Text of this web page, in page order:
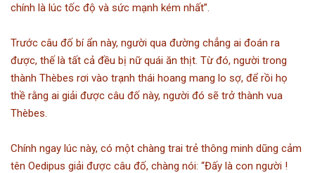
chính là lúc tốc độ và sức mạnh kém nhất”.
Trước câu đố bí ẩn này, người qua đường chẳng ai đoán ra
được, thế là tất cả đều bị nữ quái ăn thịt. Từ đó, người trong
thành Thèbes rơi vào trạnh thái hoang mang lo sợ, để rồi họ
thề rằng ai giải được câu đố này, người đó sẽ trở thành vua
Thèbes.
Chính ngay lúc này, có một chàng trai trẻ thông minh dũng cảm
tên Oedipus giải được câu đố, chàng nói: “Đấy là con người !